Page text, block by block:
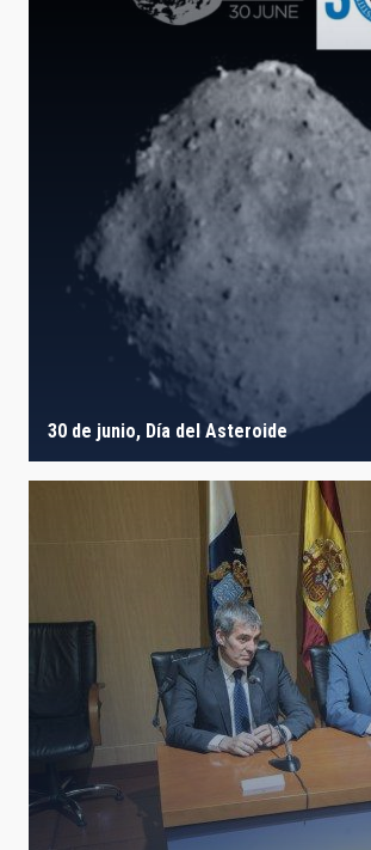
30 de junio, Día del Asteroide